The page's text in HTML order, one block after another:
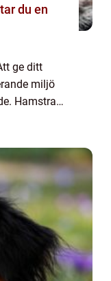
ge ditt
miljö
Hamstrar